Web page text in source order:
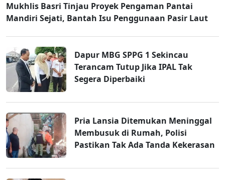
Mukhlis Basri Tinjau Proyek Pengaman Pantai
Mandiri Sejati, Bantah Isu Penggunaan Pasir Laut
Dapur MBG SPPG 1 Sekincau
Terancam Tutup Jika IPAL Tak
Segera Diperbaiki
Pria Lansia Ditemukan Meninggal
Membusuk di Rumah, Polisi
Pastikan Tak Ada Tanda Kekerasan